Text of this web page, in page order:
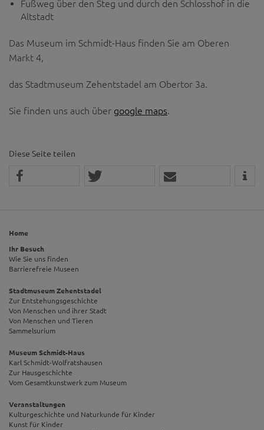
Fußweg über den Steg und durch den Schlosshof in die
Altstadt
Das Museum im Schmidt-Haus finden Sie am Oberen
Markt 4,
das Stadtmuseum Zehentstadel am Obertor 3a.
Sie finden uns auch über google maps.
Diese Seite teilen
Home
Ihr Besuch
Wie Sie uns finden
Barrierefreie Museen
Stadtmuseum Zehentstadel
Zur Entstehungsgeschichte
Von Menschen und ihrer Stadt
Von Menschen und Tieren
Sammelsurium
Museum Schmidt-Haus
Karl Schmidt-Wolfratshausen
Zur Hausgeschichte
Vom Gesamtkunstwerk zum Museum
Veranstaltungen
Kulturgeschichte und Naturkunde für Kinder
Kunst für Kinder